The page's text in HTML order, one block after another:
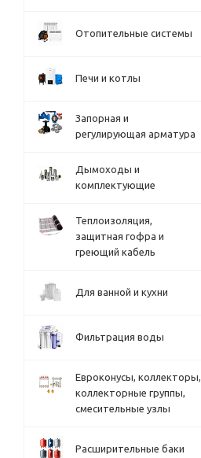
Отопительные системы
Печи и котлы
Запорная и
регулирующая арматура
Дымоходы и
комплектующие
Теплоизоляция,
защитная гофра и
греющий кабель
Для ванной и кухни
Фильтрация воды
Евроконусы, коллекторы,
коллекторные группы,
смесительные узлы
Расширительные баки